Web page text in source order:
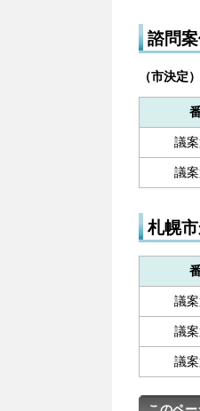
諮問
（市決定）
議
議
札幌
議
議
議